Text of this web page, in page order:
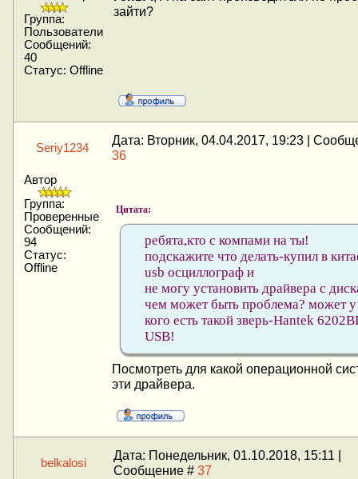
Группа:
Пользователи
Сообщений:
40
Статус: Offline
зайти?
Seriy1234
Дата: Вторник, 04.04.2017, 19:23 |
36
Автор
Группа:
Проверенные
Сообщений:
94
Статус:
Offline
Цитата:
ребята,кто с компами на ты!
подскажите что делать-купил в
usb осциллограф и
не могу установить драйвера с
чем может быть проблема? может у
кого есть такой зверь-Hantek
USB!
Посмотреть для какой операционной
эти драйвера.
belkalosi
Дата: Понедельник, 01.10.2018, 15:11 |
Сообщение # 37